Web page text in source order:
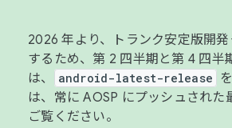
2026 年より、トランク安定版開
するため、第 2 四半期と第 4 四半
は、
android-latest-release
は、常に AOSP にプッシュされた
ご覧ください。